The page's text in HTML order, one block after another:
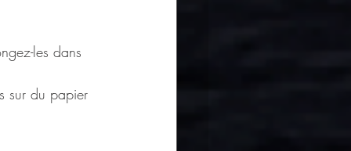
les dans
sur du papier